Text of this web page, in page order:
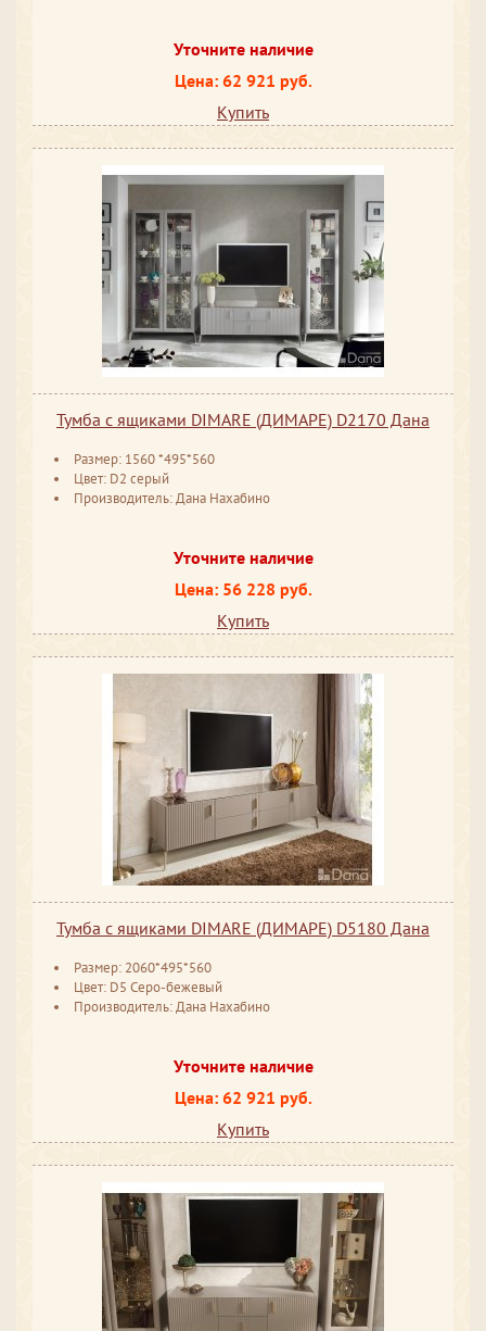
Уточните наличие
Цена: 62 921 руб.
Купить
Тумба с ящиками DIMARE (ДИМАРЕ) D2170 Дана
Размер: 1560 *495*560
Цвет: D2 серый
Производитель: Дана Нахабино
Уточните наличие
Цена: 56 228 руб.
Купить
Тумба с ящиками DIMARE (ДИМАРЕ) D5180 Дана
Размер: 2060*495*560
Цвет: D5 Серо-бежевый
Производитель: Дана Нахабино
Уточните наличие
Цена: 62 921 руб.
Купить